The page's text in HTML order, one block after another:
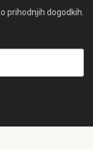
prihodnjih dogodkih.